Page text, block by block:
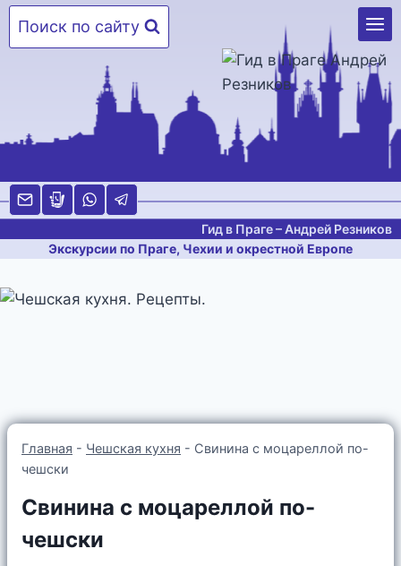
Перейти
Поиск по сайту
Гид в Праге – Андрей Резников
Экскурсии по Праге, Чехии и окрестной Европе
Главная - Чешская кухня - Свинина с моцареллой по-
чешски
Свинина с моцареллой по-
чешски